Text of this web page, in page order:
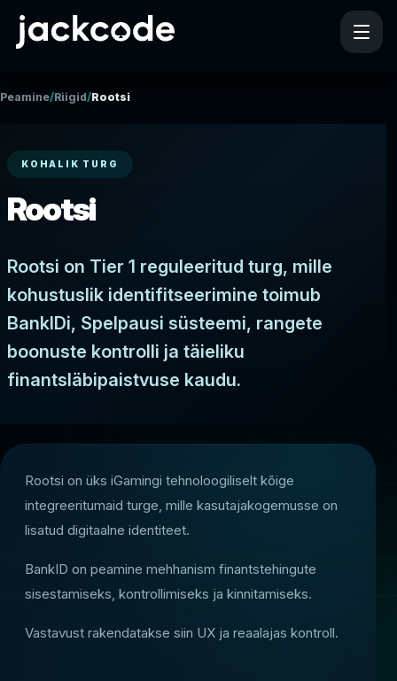
Peamine/Riigid/Rootsi
KOHALIK TURG
Rootsi
Rootsi on Tier 1 reguleeritud turg, mille
kohustuslik identifitseerimine toimub
BankIDi, Spelpausi süsteemi, rangete
boonuste kontrolli ja täieliku
finantsläbipaistvuse kaudu.
Rootsi on üks iGamingi tehnoloogiliselt kõige
integreeritumaid turge, mille kasutajakogemusse on
lisatud digitaalne identiteet.
BankID on peamine mehhanism finantstehingute
sisestamiseks, kontrollimiseks ja kinnitamiseks.
Vastavust rakendatakse siin UX ja reaalajas kontroll.